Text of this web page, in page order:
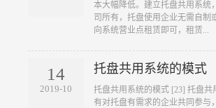
本大幅降低。建立托盘共用系统
司所有，托盘使用企业无需自制
向系统营业点租赁即可，租赁...
14
2019-10
托盘共用系统的模式
托盘共用系统的模式 [23] 托盘共
有对托盘有需求的企业共同参与